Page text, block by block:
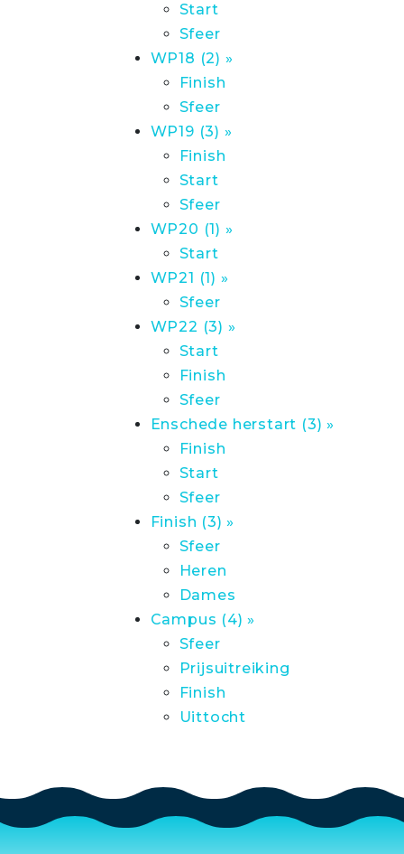
Start
Sfeer
WP18 (2) »
Finish
Sfeer
WP19 (3) »
Finish
Start
Sfeer
WP20 (1) »
Start
WP21 (1) »
Sfeer
WP22 (3) »
Start
Finish
Sfeer
Enschede herstart (3) »
Finish
Start
Sfeer
Finish (3) »
Sfeer
Heren
Dames
Campus (4) »
Sfeer
Prijsuitreiking
Finish
Uittocht